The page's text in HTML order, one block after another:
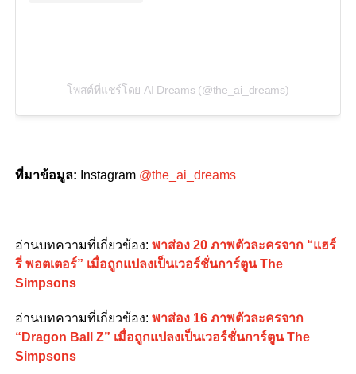
โพสต์ที่แชร์โดย AI Dreams (@the_ai_dreams)
ที่มาข้อมูล: Instagram @the_ai_dreams
อ่านบทความที่เกี่ยวข้อง: พาส่อง 20 ภาพตัวละครจาก “แฮร์
รี่ พอตเตอร์” เมื่อถูกแปลงเป็นเวอร์ชั่นการ์ตูน The
Simpsons
อ่านบทความที่เกี่ยวข้อง: พาส่อง 16 ภาพตัวละครจาก
“Dragon Ball Z” เมื่อถูกแปลงเป็นเวอร์ชั่นการ์ตูน The
Simpsons